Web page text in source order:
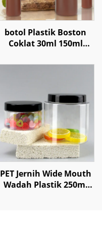
botol Plastik Boston
Coklat 30ml 150ml
Shampo
PET Jernih Wide Mouth
Wadah Plastik 250ml